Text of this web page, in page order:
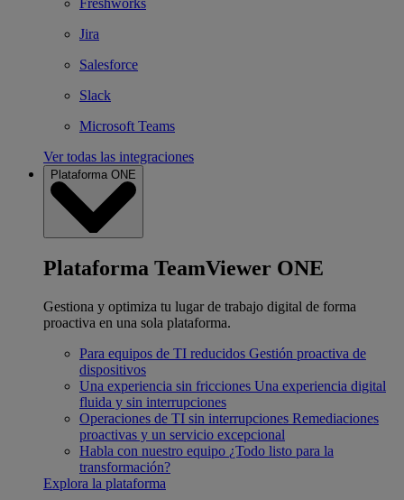
Freshworks
Jira
Salesforce
Slack
Microsoft Teams
Ver todas las integraciones
Plataforma ONE
Plataforma TeamViewer ONE
Gestiona y optimiza tu lugar de trabajo digital de forma
proactiva en una sola plataforma.
Para equipos de TI reducidos Gestión proactiva de
dispositivos
Una experiencia sin fricciones Una experiencia digital
fluida y sin interrupciones
Operaciones de TI sin interrupciones Remediaciones
proactivas y un servicio excepcional
Habla con nuestro equipo ¿Todo listo para la
transformación?
Explora la plataforma